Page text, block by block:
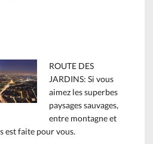
ROUTE DES
JARDINS: Si vous
aimez les superbes
paysages sauvages,
entre montagne et
est faite pour vous.